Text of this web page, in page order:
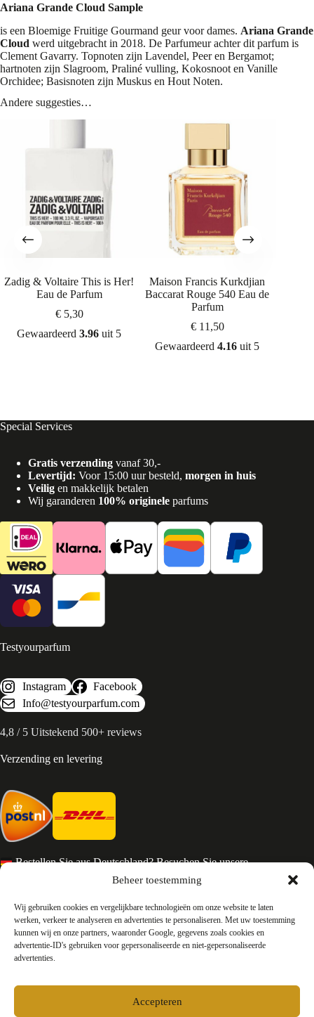
Beheer toestemming
Wij gebruiken cookies en vergelijkbare technologieën om onze website te laten
werken, verkeer te analyseren en advertenties te personaliseren. Met uw toestemming
kunnen wij en onze partners, waaronder Google, gegevens zoals cookies en
advertentie-ID's gebruiken voor gepersonaliseerde en niet-gepersonaliseerde
advertenties.
Accepteren
Ariana Grande Cloud Sample
is een Bloemige Fruitige Gourmand geur voor dames. Ariana Grande
Cloud werd uitgebracht in 2018. De Parfumeur achter dit parfum is
Clement Gavarry. Topnoten zijn Lavendel, Peer en Bergamot;
hartnoten zijn Slagroom, Praliné vulling, Kokosnoot en Vanille
Orchidee; Basisnoten zijn Muskus en Hout Noten.
Andere suggesties…
Zadig & Voltaire This is Her!
Eau de Parfum
€5,30
Gewaardeerd3.96 uit 5
Maison Francis Kurkdjian
Baccarat Rouge 540 Eau de
Parfum
€11,50
Gewaardeerd4.16 uit 5
Special Services
Gratis verzending vanaf 30,-
Levertijd: Voor 15:00 uur besteld, morgen in huis
Veilig en makkelijk betalen
Wij garanderen 100% originele parfums
Testyourparfum
Instagram
Facebook
Info@testyourparfum.com
4,8 / 5 Uitstekend 500+ reviews
Verzending en levering
Bestellen Sie aus Deutschland? Besuchen Sie unsere
Services en Contact
Algemene voorwaarden
Retourneren
Privacy
Contact